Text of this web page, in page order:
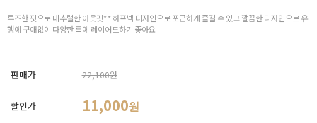
루즈한 핏으로 내추럴한 아웃핏*.* 하프넥 디자인으로 포근하게 즐길 수 있고 깔끔한 디자인으로 유
행에 구애없이 다양한 룩에 레이어드하기 좋아요
판매가 22,100원
할인가 11,000원